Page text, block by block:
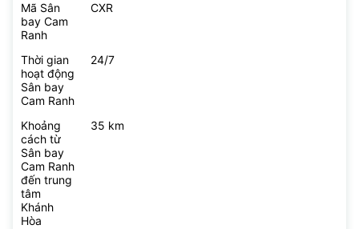
Mã Sân
bay Cam
Ranh
CXR
Thời gian
hoạt động
Sân bay
Cam Ranh
24/7
Khoảng
cách từ
Sân bay
Cam Ranh
đến trung
tâm
Khánh
Hòa
35 km